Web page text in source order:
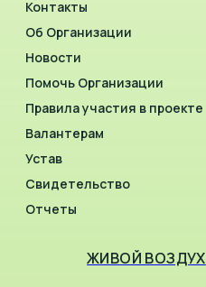
Контакты
Об Организации
Новости
Помочь Организации
Правила участия в проекте
Валантерам
Устав
Свидетельство
Отчеты
ЖИВОЙ ВОЗДУХ